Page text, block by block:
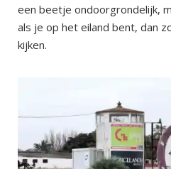
een beetje ondoorgrondelijk,
als je op het eiland bent, dan
kijken.